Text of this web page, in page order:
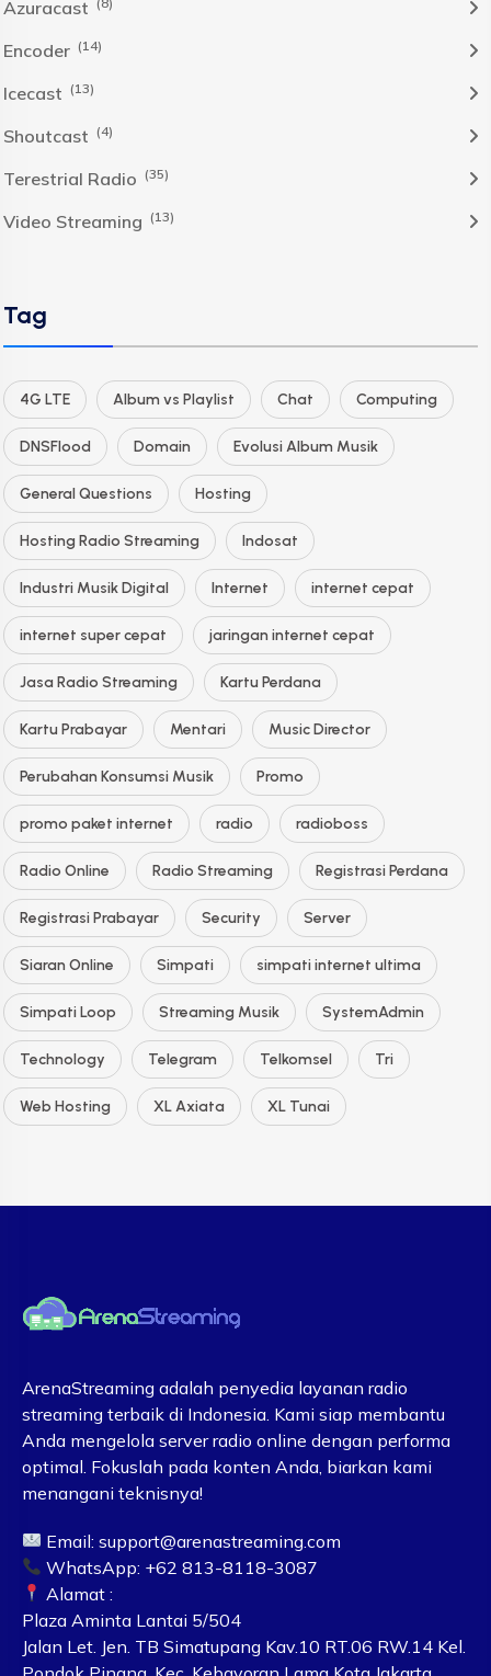
Azuracast
Encoder (14)
Icecast (13)
Shoutcast (4)
Terestrial Radio (35)
Video Streaming (13)
Tag
4G LTE Album vs Playlist Chat Computing
DNSFlood Domain Evolusi Album Musik
General Questions Hosting
Hosting Radio Streaming Indosat
Industri Musik Digital Internet internet cepat
internet super cepat jaringan internet cepat
Jasa Radio Streaming Kartu Perdana
Kartu Prabayar Mentari Music Director
Perubahan Konsumsi Musik Promo
promo paket internet radio radioboss
Radio Online Radio Streaming Registrasi Perdana
Registrasi Prabayar Security Server
Siaran Online Simpati simpati internet ultima
Simpati Loop Streaming Musik SystemAdmin
Technology Telegram Telkomsel Tri
Web Hosting XL Axiata XL Tunai
ArenaStreaming adalah penyedia layanan radio
streaming terbaik di Indonesia. Kami siap membantu
Anda mengelola server radio online dengan performa
optimal. Fokuslah pada konten Anda, biarkan kami
menangani teknisnya!
Email:support@arenastreaming.com
WhatsApp: +62 813-8118-3087
Alamat :
Plaza Aminta Lantai 5/504
Jalan Let. Jen. TB Simatupang Kav.10 RT.06 RW.14 Kel.